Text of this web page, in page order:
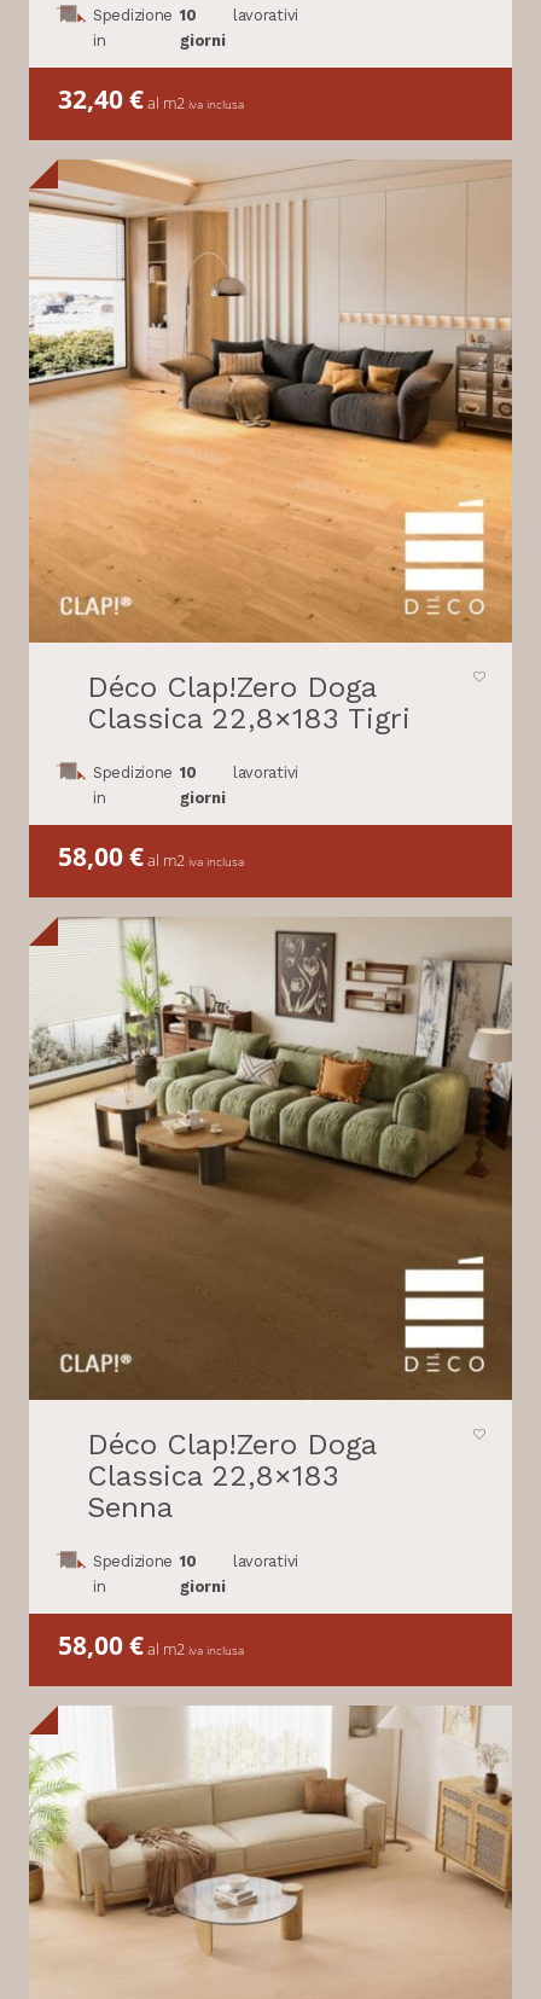
Spedizione
in
10
giorni
lavorativi
32,40€al m2 iva inclusa
Déco Clap!Zero Doga
Classica 22,8×183 Tigri
Spedizione
in
10
giorni
lavorativi
58,00€al m2 iva inclusa
Déco Clap!Zero Doga
Classica 22,8×183
Senna
Spedizione
in
10
giorni
lavorativi
58,00€al m2 iva inclusa